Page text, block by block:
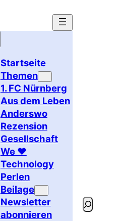
Startseite
Themen
1. FC Nürnberg
Aus dem Leben
Anderswo
Rezension
Gesellschaft
We ♥
Technology
Perlen
Beilage
Newsletter
abonnieren
Suchen